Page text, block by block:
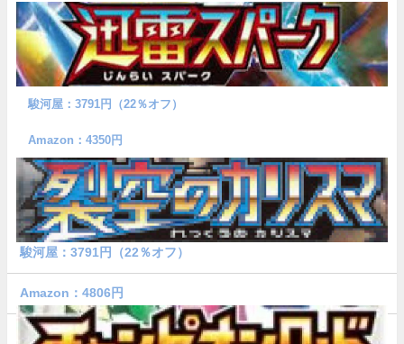
駿河屋：3791円（22％オフ）
Amazon：4350円
駿河屋：3791円（22％オフ）
Amazon：4806円